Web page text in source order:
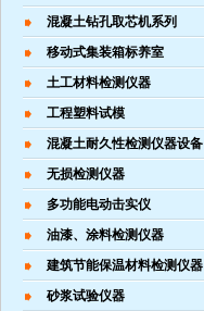
混凝土钻孔取芯机系列
移动式集装箱标养室
土工材料检测仪器
工程塑料试模
混凝土耐久性检测仪器设备
无损检测仪器
多功能电动击实仪
油漆、涂料检测仪器
建筑节能保温材料检测仪器
砂浆试验仪器